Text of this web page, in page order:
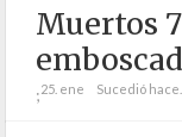
Muertos
;25. ene Sucedió hace...